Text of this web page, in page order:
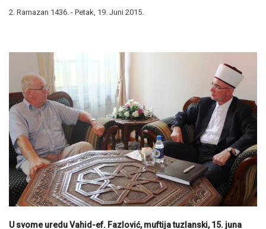
2. Ramazan 1436. - Petak, 19. Juni 2015.
U svome uredu Vahid-ef. Fazlović, muftija tuzlanski, 15. juna